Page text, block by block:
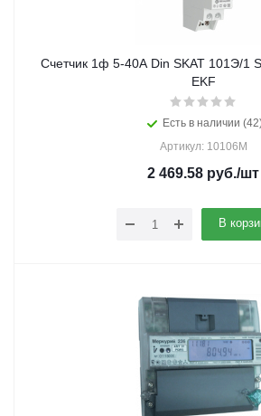
Счетчик 1ф 5-40А Din SKAT 101Э/1
EKF
Есть в наличии
Артикул: 10106M
2 469.58 руб./шт
В